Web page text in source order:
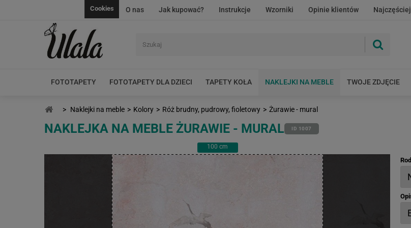
O nas Jak kupować? Instrukcje Wzorniki Opinie klientów
Cookies
FOTOTAPETY FOTOTAPETY DLA DZIECI TAPETY KOŁA NAKLEJKI NA MEBLE TWOJE ZDJĘCIE
> Naklejki na meble > Kolory > Róż brudny, pudrowy, fioletowy > Żurawie - mural
NAKLEJKA NA MEBLE ŻURAWIE - MURAL ID 1007
100 cm